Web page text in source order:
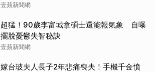
壹蘋新聞網
超猛！90歲李富城拿碩士還能報氣象 自曝
擺脫憂鬱失智秘訣
壹蘋新聞網
嫁台玻夫人長子2年悲痛喪夫！手機千金憤